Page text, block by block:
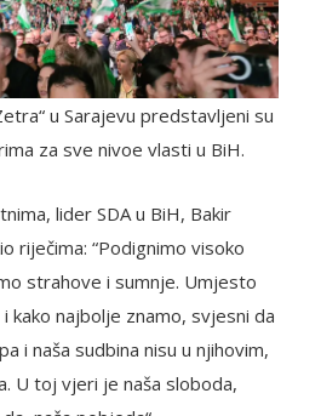
u Sarajevu predstavljeni su
za sve nivoe vlasti u BiH.
lider SDA u BiH, Bakir
riječima: “Podignimo visoko
strahove i sumnje. Umjesto
kako najbolje znamo, svjesni da
i naša sudbina nisu u njihovim,
U toj vjeri je naša sloboda,